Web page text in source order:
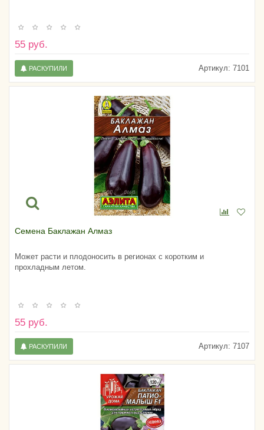
55 руб.
Артикул: 7101
РАСКУПИЛИ
Семена Баклажан Алмаз
Может расти и плодоносить в регионах с коротким и
прохладным летом.
55 руб.
Артикул: 7107
РАСКУПИЛИ